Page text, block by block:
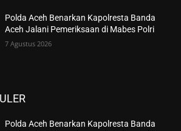
Polda Aceh Benarkan Kapolresta Banda
Aceh Jalani Pemeriksaan di Mabes Polri
7 Agustus 2026
Polda Aceh Benarkan Kapolresta Banda